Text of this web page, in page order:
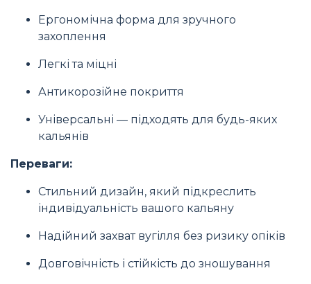
Ергономічна форма для зручного
захоплення
Легкі та міцні
Антикорозійне покриття
Універсальні — підходять для будь-яких
кальянів
Переваги:
Стильний дизайн, який підкреслить
індивідуальність вашого кальяну
Надійний захват вугілля без ризику опіків
Довговічність і стійкість до зношування